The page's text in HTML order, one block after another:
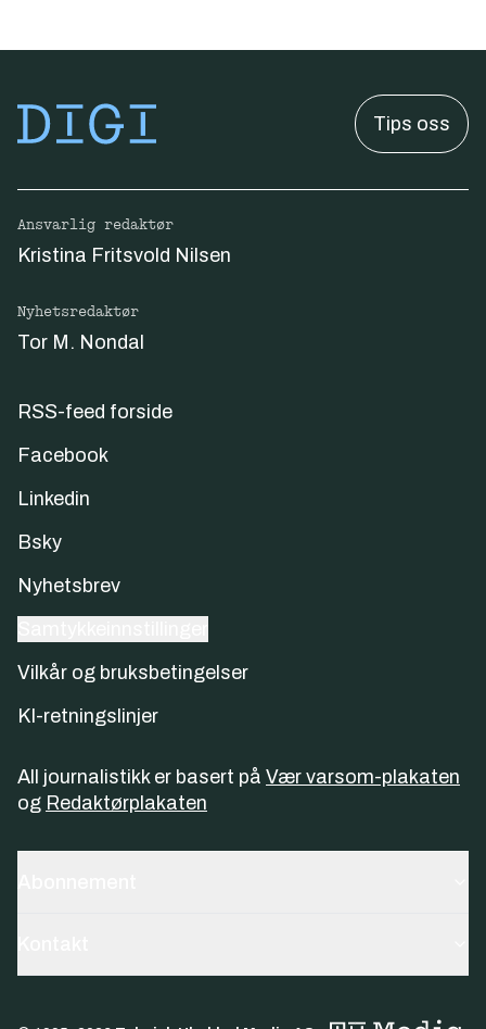
Tips oss
Ansvarlig redaktør
Kristina Fritsvold Nilsen
Nyhetsredaktør
Tor M. Nondal
RSS-feed forside
Facebook
Linkedin
Bsky
Nyhetsbrev
Vilkår og bruksbetingelser
KI-retningslinjer
All journalistikk er basert på Vær varsom-plakaten
og Redaktørplakaten